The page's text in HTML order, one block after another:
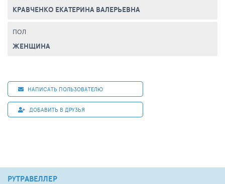
КРАВЧЕНКО ЕКАТЕРИНА ВАЛЕРЬЕВНА
ПОЛ
ЖЕНЩИНА
НАПИСАТЬ ПОЛЬЗОВАТЕЛЮ
ДОБАВИТЬ В ДРУЗЬЯ
РУТРАВЕЛЛЕР